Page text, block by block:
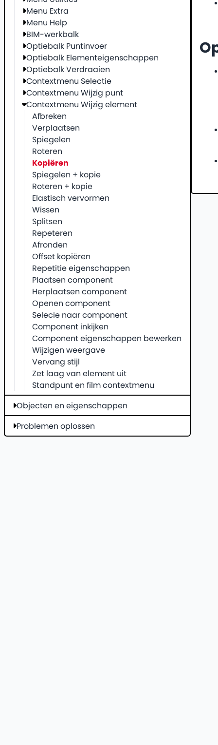
Menu Extra
Menu Help
BIM-werkbalk
Optiebalk Puntinvoer
Optiebalk Elementeigenschappen
Optiebalk Verdraaien
Contextmenu Selectie
Contextmenu Wijzig punt
Contextmenu Wijzig element
Afbreken
Verplaatsen
Spiegelen
Roteren
Kopiëren
Spiegelen + kopie
Roteren + kopie
Elastisch vervormen
Wissen
Splitsen
Repeteren
Afronden
Offset kopiëren
Repetitie eigenschappen
Plaatsen component
Herplaatsen component
Openen component
Selecie naar component
Component inkijken
Component eigenschappen bewerken
Wijzigen weergave
Vervang stijl
Zet laag van element uit
Standpunt en film contextmenu
Objecten en eigenschappen
Problemen oplossen